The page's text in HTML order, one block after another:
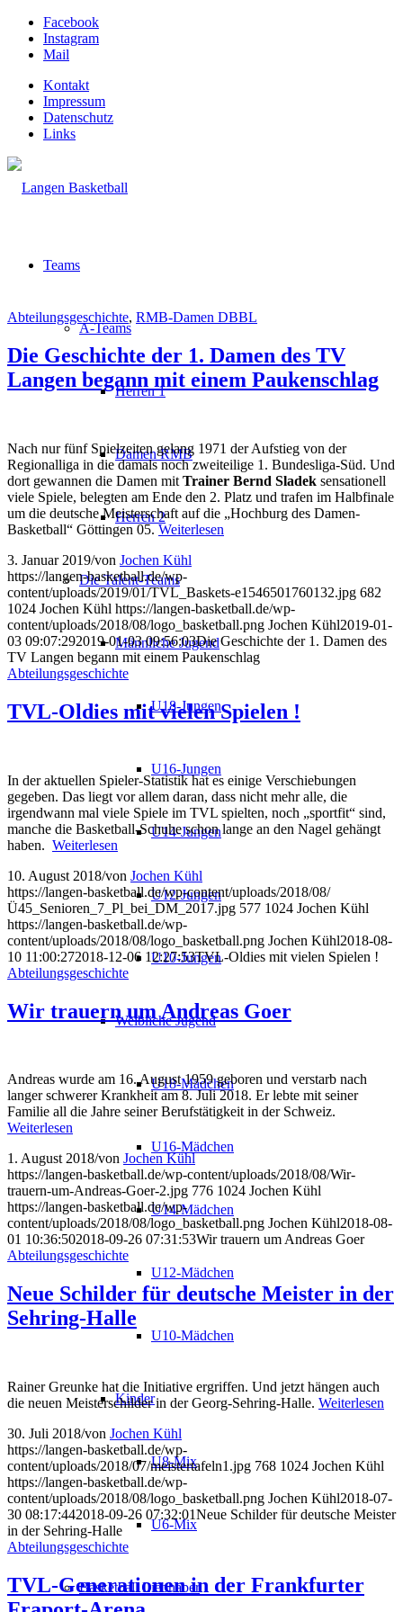
Facebook
Instagram
Mail
Kontakt
Impressum
Datenschutz
Links
Teams
A-Teams
Herren 1
Damen RMB
Herren 2
Die Talent-Teams
Männliche Jugend
U18-Jungen
U16-Jungen
U14-Jungen
U12-Jungen
U10-Jungen
Weibliche Jugend
U18-Mädchen
U16-Mädchen
U14-Mädchen
U12-Mädchen
U10-Mädchen
Kinder
U8-Mix
U6-Mix
Basketball Liebhaber
Abteilungsgeschichte, RMB-Damen DBBL
Die Geschichte der 1. Damen des TV
Langen begann mit einem Paukenschlag
Nach nur fünf Spielzeiten gelang 1971 der Aufstieg von der
Regionalliga in die damals noch zweiteilige 1. Bundesliga-Süd. Und
dort gewannen die Damen mit Trainer Bernd Sladek sensationell
viele Spiele, belegten am Ende den 2. Platz und trafen im Halbfinale
um die deutsche Meisterschaft auf die „Hochburg des Damen-
Basketball“ Göttingen 05. Weiterlesen
3. Januar 2019/von Jochen Kühl
https://langen-basketball.de/wp-
content/uploads/2019/01/TVL_Baskets-e1546501760132.jpg 682
1024 Jochen Kühl https://langen-basketball.de/wp-
content/uploads/2018/08/logo_basketball.png Jochen Kühl2019-01-
03 09:07:292019-01-03 09:56:03Die Geschichte der 1. Damen des
TV Langen begann mit einem Paukenschlag
Abteilungsgeschichte
TVL-Oldies mit vielen Spielen !
In der aktuellen Spieler-Statistik hat es einige Verschiebungen
gegeben. Das liegt vor allem daran, dass nicht mehr alle, die
irgendwann mal viele Spiele im TVL spielten, noch „sportfit“ sind,
manche die Basketball-Schuhe schon lange an den Nagel gehängt
haben. Weiterlesen
10. August 2018/von Jochen Kühl
https://langen-basketball.de/wp-content/uploads/2018/08/
Ü45_Senioren_7_Pl_bei_DM_2017.jpg 577 1024 Jochen Kühl
https://langen-basketball.de/wp-
content/uploads/2018/08/logo_basketball.png Jochen Kühl2018-08-
10 11:00:272018-12-06 12:27:53TVL-Oldies mit vielen Spielen !
Abteilungsgeschichte
Wir trauern um Andreas Goer
Andreas wurde am 16. August 1959 geboren und verstarb nach
langer schwerer Krankheit am 8. Juli 2018. Er lebte mit seiner
Familie all die Jahre seiner Berufstätigkeit in der Schweiz.
Weiterlesen
1. August 2018/von Jochen Kühl
https://langen-basketball.de/wp-content/uploads/2018/08/Wir-
trauern-um-Andreas-Goer-2.jpg 776 1024 Jochen Kühl
https://langen-basketball.de/wp-
content/uploads/2018/08/logo_basketball.png Jochen Kühl2018-08-
01 10:36:502018-09-26 07:31:53Wir trauern um Andreas Goer
Abteilungsgeschichte
Neue Schilder für deutsche Meister in der
Sehring-Halle
Rainer Greunke hat die Initiative ergriffen. Und jetzt hängen auch
die neuen Meisterschilder in der Georg-Sehring-Halle. Weiterlesen
30. Juli 2018/von Jochen Kühl
https://langen-basketball.de/wp-
content/uploads/2018/07/meistertafeln1.jpg 768 1024 Jochen Kühl
https://langen-basketball.de/wp-
content/uploads/2018/08/logo_basketball.png Jochen Kühl2018-07-
30 08:17:442018-09-26 07:32:01Neue Schilder für deutsche Meister
in der Sehring-Halle
Abteilungsgeschichte
TVL-Generationen in der Frankfurter